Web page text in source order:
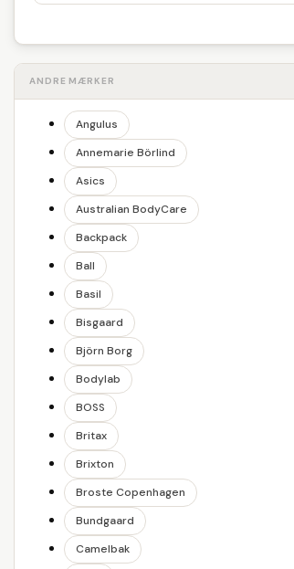
ANDRE MÆRKER
Angulus
Annemarie Börlind
Asics
Australian BodyCare
Backpack
Ball
Basil
Bisgaard
Björn Borg
Bodylab
BOSS
Britax
Brixton
Broste Copenhagen
Bundgaard
Camelbak